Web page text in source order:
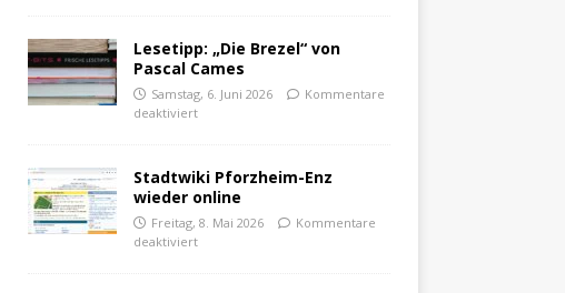
Lesetipp: „Die Brezel“ von
Pascal Cames
Samstag, 6. Juni 2026
Kommentare
deaktiviert
Stadtwiki Pforzheim-Enz
wieder online
Freitag, 8. Mai 2026
Kommentare
deaktiviert